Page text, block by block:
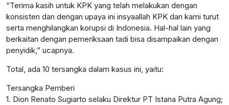
“Terima kasih untuk KPK yang telah melakukan dengan
konsisten dan dengan upaya ini insyaallah KPK dan kami turut
serta menghilangkan korupsi di Indonesia. Hal-hal lain yang
berkaitan dengan pemeriksaan tadi bisa disampaikan dengan
penyidik,” ucapnya.
Total, ada 10 tersangka dalam kasus ini, yaitu:
Tersangka Pemberi
1. Dion Renato Sugiarto selaku Direktur PT Istana Putra Agung;